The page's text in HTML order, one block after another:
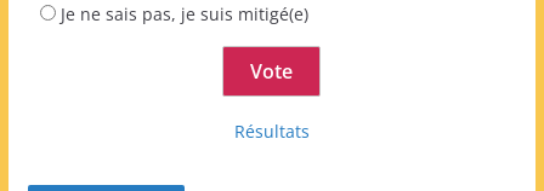
Je ne sais pas, je suis mitigé(e)
Résultats